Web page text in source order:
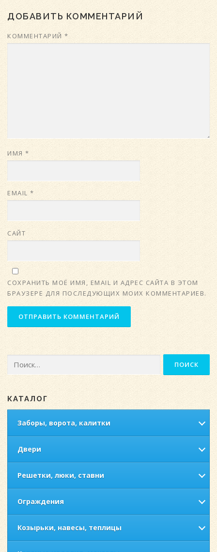
ДОБАВИТЬ КОММЕНТАРИЙ
КОММЕНТАРИЙ *
ИМЯ *
EMAIL *
САЙТ
СОХРАНИТЬ МОЁ ИМЯ, EMAIL И АДРЕС САЙТА В ЭТОМ
БРАУЗЕРЕ ДЛЯ ПОСЛЕДУЮЩИХ МОИХ КОММЕНТАРИЕВ.
КАТАЛОГ
Заборы, ворота, калитки
Двери
Решетки, люки, ставни
Ограждения
Козырьки, навесы, теплицы